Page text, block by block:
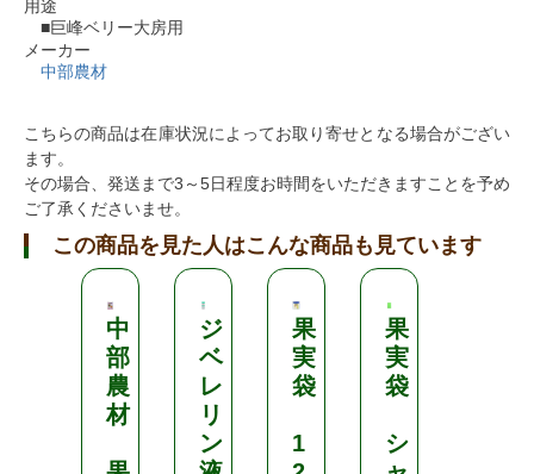
用途
■巨峰ベリー大房用
メーカー
中部農材
こちらの商品は在庫状況によってお取り寄せとなる場合がござい
ます。
その場合、発送まで3～5日程度お時間をいただきますことを予め
ご了承くださいませ。
この商品を見た人はこんな商品も見ています
中
部
農
材
ジ
ベ
レ
リ
ン
果
実
袋
1
果
実
袋
シ